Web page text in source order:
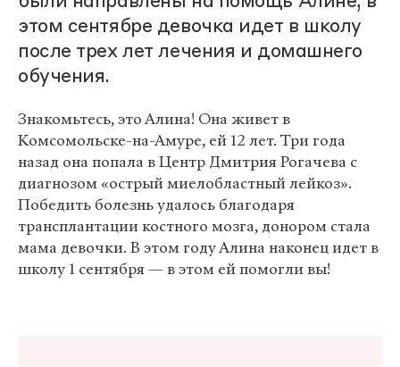
этом сентябре девочка идет в школу
после трех лет лечения и домашнего
обучения.
Знакомьтесь, это Алина! Она живет в
Комсомольске-на-Амуре, ей 12 лет. Три года
назад она попала в Центр Дмитрия Рогачева с
диагнозом «острый миелобластный лейкоз».
Победить болезнь удалось благодаря
трансплантации костного мозга, донором стала
мама девочки. В этом году Алина наконец идет в
школу 1 сентября — в этом ей помогли вы!